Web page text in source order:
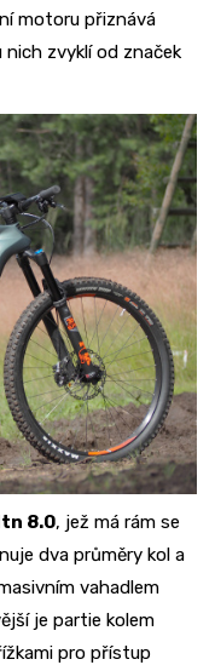
motoru přiznává
zvyklí od značek
8.0, jež má rám se
dva průměry kol a
vahadlem
je partie kolem
pro přístup